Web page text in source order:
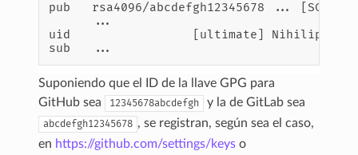
pub   rsa4096/abcdefgh12345678 ... [SC]
      ...
uid                 [ultimate] Nihilipster
sub   ...
Suponiendo que el ID de la llave GPG para
GitHub sea
12345678abcdefgh y la de GitLab sea
abcdefgh12345678 , se registran, según sea el caso,
en https://github.com/settings/keys o